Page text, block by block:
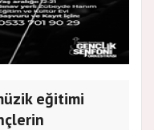
eğitimi